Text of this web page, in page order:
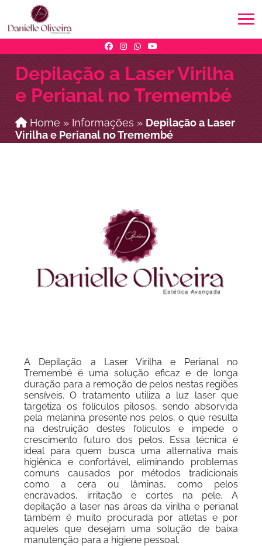
Depilação a Laser Virilha
e Perianal no Tremembé
Home » Informações » Depilação a Laser
Virilha e Perianal no Tremembé
A Depilação a Laser Virilha e Perianal no
Tremembé é uma solução eficaz e de longa
duração para a remoção de pelos nestas regiões
sensíveis. O tratamento utiliza a luz laser que
targetiza os folículos pilosos, sendo absorvida
pela melanina presente nos pelos, o que resulta
na destruição destes folículos e impede o
crescimento futuro dos pelos. Essa técnica é
ideal para quem busca uma alternativa mais
higiênica e confortável, eliminando problemas
comuns causados por métodos tradicionais
como a cera ou lâminas, como pelos
encravados, irritação e cortes na pele. A
depilação a laser nas áreas da virilha e perianal
também é muito procurada por atletas e por
aqueles que desejam uma solução de baixa
manutenção para a higiene pessoal.